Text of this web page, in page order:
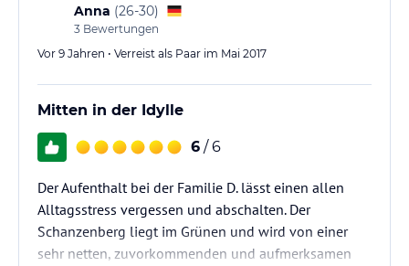
Anna (26-30)
3 Bewertungen
Vor 9 Jahren • Verreist als Paar im Mai 2017
Mitten in der Idylle
6 / 6
Der Aufenthalt bei der Familie D. lässt einen allen
Alltagsstress vergessen und abschalten. Der
Schanzenberg liegt im Grünen und wird von einer
sehr netten, zuvorkommenden und aufmerksamen